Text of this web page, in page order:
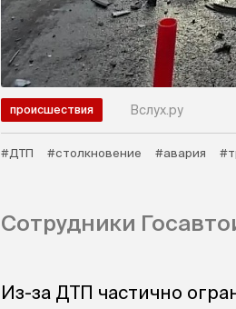
происшествия Вслух.ру
#ДТП #столкновение #авария
Сотрудники
Из-за ДТП частично